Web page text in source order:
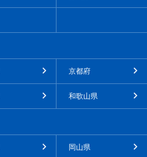
京都府
和歌山県
岡山県